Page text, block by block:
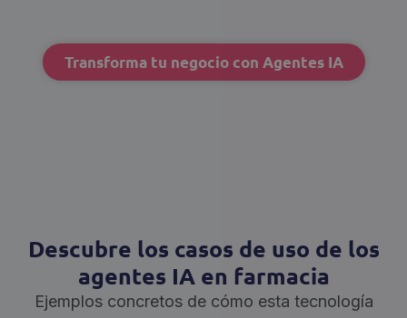
Transforma tu negocio con Agentes IA
Descubre los casos de uso de los
agentes IA en farmacia
Ejemplos concretos de cómo esta tecnología